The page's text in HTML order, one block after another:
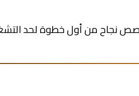
من أول خطوة لحد